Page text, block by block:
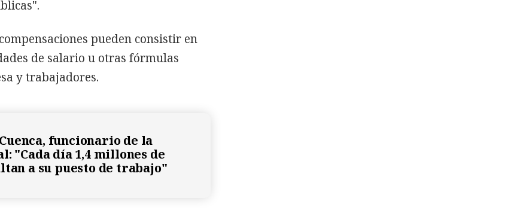
pueden consistir en
de salario u otras fórmulas
y trabajadores.
funcionario de la
"Cada día 1,4 millones de
a su puesto de trabajo"